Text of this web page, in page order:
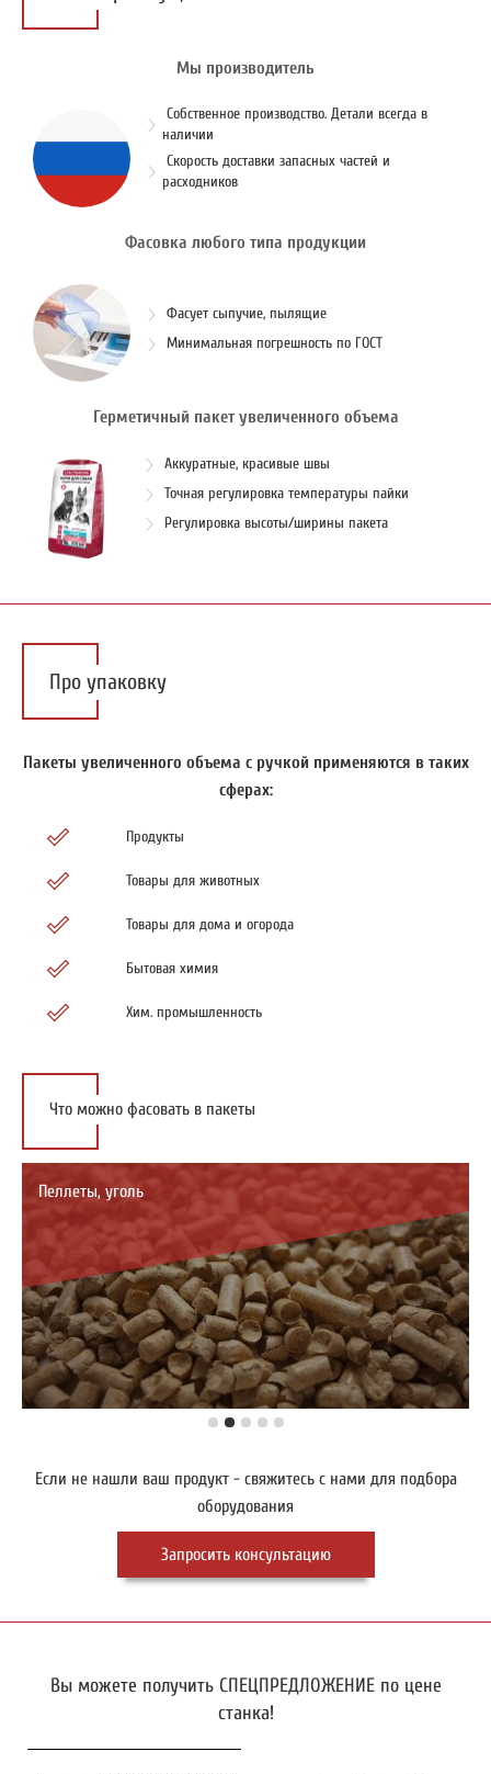
Мы производитель
Собственное производство. Детали всегда в
наличии
Скорость доставки запасных частей и
расходников
Фасовка любого типа продукции
Фасует сыпучие, пылящие
Минимальная погрешность по ГОСТ
Герметичный пакет увеличенного объема
Аккуратные, красивые швы
Точная регулировка температуры пайки
Регулировка высоты/ширины пакета
Про упаковку
Пакеты увеличенного объема с ручкой применяются в таких
сферах:
Продукты
Товары для животных
Товары для дома и огорода
Бытовая химия
Хим. промышленность
Что можно фасовать в пакеты
Пеллеты, уголь
Если не нашли ваш продукт - свяжитесь с нами для подбора
оборудования
Запросить консультацию
Вы можете получить СПЕЦПРЕДЛОЖЕНИЕ по цене
станка!